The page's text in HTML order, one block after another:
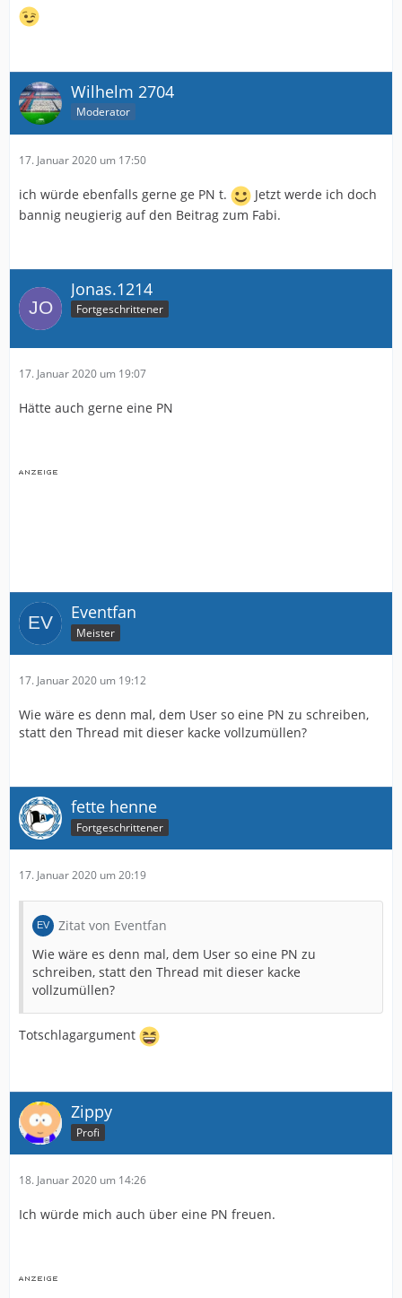
Wilhelm 2704
Moderator
17. Januar 2020 um 17:50
ich würde ebenfalls gerne ge PN t.
Jetzt werde ich doch
bannig neugierig auf den Beitrag zum Fabi.
Jonas.1214
Fortgeschrittener
17. Januar 2020 um 19:07
Hätte auch gerne eine PN
Eventfan
Meister
17. Januar 2020 um 19:12
Wie wäre es denn mal, dem User so eine PN zu schreiben,
statt den Thread mit dieser kacke vollzumüllen?
fette henne
Fortgeschrittener
17. Januar 2020 um 20:19
Zitat von Eventfan
Wie wäre es denn mal, dem User so eine PN zu
schreiben, statt den Thread mit dieser kacke
vollzumüllen?
Totschlagargument
Zippy
Profi
18. Januar 2020 um 14:26
Ich würde mich auch über eine PN freuen.